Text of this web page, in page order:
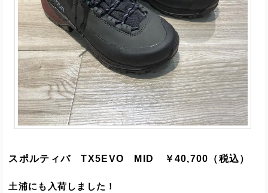
スポルティバ TX5EVO MID ￥40,700（税込）
土浦にも入荷しました！